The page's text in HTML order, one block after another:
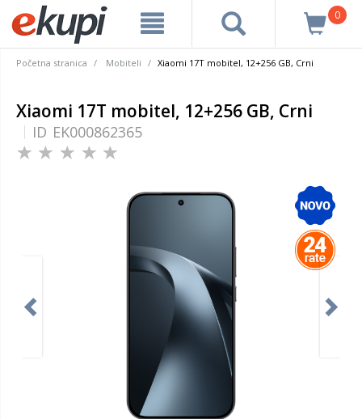
0
Početna stranica Mobiteli Xiaomi 17T mobitel, 12+256 GB, Crni
Xiaomi 17T mobitel, 12+256 GB, Crni
ID EK000862365